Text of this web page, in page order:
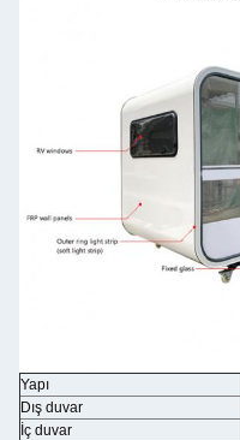
Yapı
Dış duvar
İç duvar